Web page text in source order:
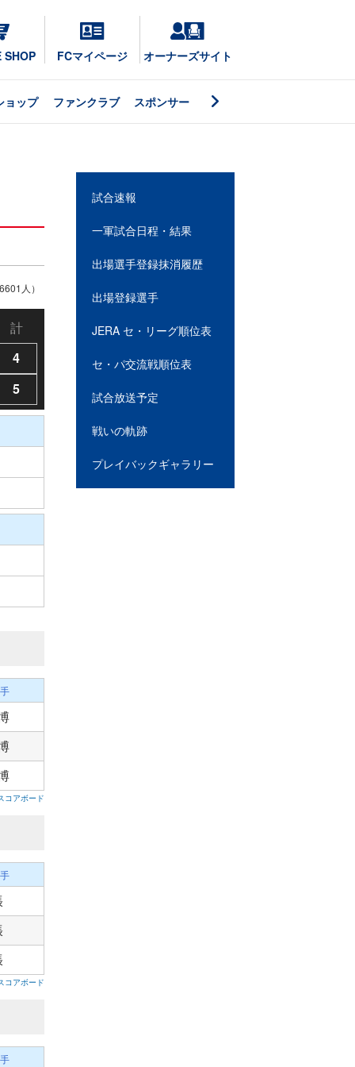
SHOP FCマイページ オーナーズサイト
ョップ ファンクラブ スポンサー
人）
計
4
5
コアボード
コアボード
試合速報
一軍試合日程・結果
出場選手登録抹消履歴
出場登録選手
JERA セ・リーグ順位表
セ・パ交流戦順位表
試合放送予定
戦いの軌跡
プレイバックギャラリー